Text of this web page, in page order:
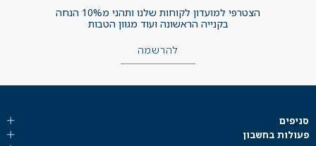
הצטרפי למועדון לקוחות שלנו ותהני מ10% הנחה
בקנייה הראשונה ועוד מגוון הטבות
להרשמה
סניפים
פעולות בחשבון